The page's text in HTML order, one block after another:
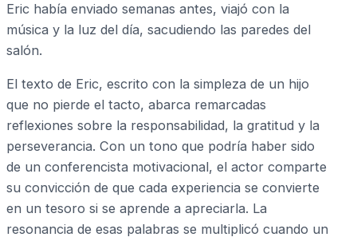
Eric había enviado semanas antes, viajó con la
música y la luz del día, sacudiendo las paredes del
salón.
El texto de Eric, escrito con la simpleza de un hijo
que no pierde el tacto, abarca remarcadas
reflexiones sobre la responsabilidad, la gratitud y la
perseverancia. Con un tono que podría haber sido
de un conferencista motivacional, el actor comparte
su convicción de que cada experiencia se convierte
en un tesoro si se aprende a apreciarla. La
resonancia de esas palabras se multiplicó cuando un